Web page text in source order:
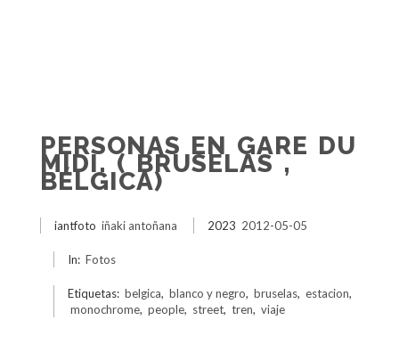
PERSONAS EN GARE DU
MIDI. ( BRUSELAS ,
BÉLGICA)
iantfoto iñaki antoñana 2023 2012-05-05
In: Fotos
Etiquetas: belgica, blanco y negro, bruselas, estacion,
monochrome, people, street, tren, viaje